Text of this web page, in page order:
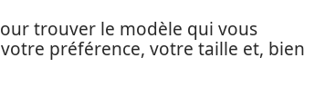
trouver le modèle qui vous
préférence, votre taille et, bien